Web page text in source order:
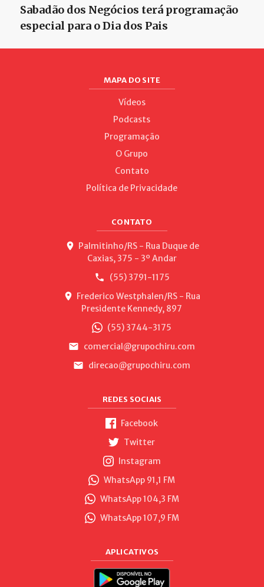
Sabadão dos Negócios terá programação
especial para o Dia dos Pais
MAPA DO SITE
Vídeos
Podcasts
Programação
O Grupo
Contato
Política de Privacidade
CONTATO
Palmitinho/RS - Rua Duque de
Caxias, 375 - 3º Andar
(55) 3791-1175
Frederico Westphalen/RS - Rua
Presidente Kennedy, 897
(55) 3744-3175
comercial@grupochiru.com
direcao@grupochiru.com
REDES SOCIAIS
Facebook
Twitter
Instagram
WhatsApp 91,1 FM
WhatsApp 104,3 FM
WhatsApp 107,9 FM
APLICATIVOS